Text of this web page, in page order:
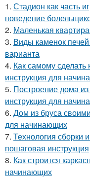
1. Стадион как часть
поведение
2. Маленькая
3. Виды каменок
варианта
4. Как самому
инструкция для
5. Построение дома
инструкция для
6. Дом из бруса
для начинающих
7. Технология сборки
пошаговая инструкция
8. Как строится
начинающих